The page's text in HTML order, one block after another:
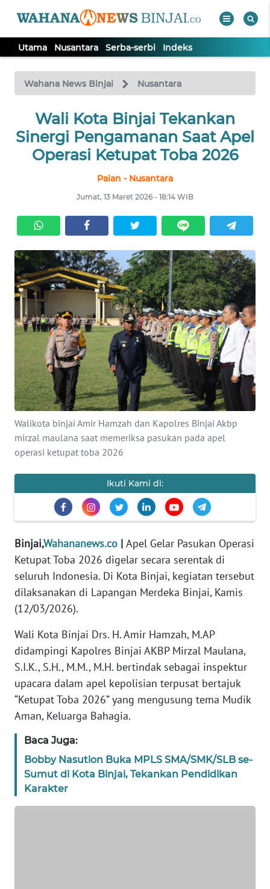
Utama Nusantara Serba-serbi Indeks
Wahana News Binjai Nusantara
Wali Kota Binjai Tekankan
Sinergi Pengamanan Saat Apel
Operasi Ketupat Toba 2026
Paian - Nusantara
Jumat, 13 Maret 2026 - 18:14 WIB
Walikota binjai Amir Hamzah dan Kapolres Binjai Akbp
mirzal maulana saat memeriksa pasukan pada apel
operasi ketupat toba 2026
Ikuti Kami di:
Binjai,Wahananews.co | Apel Gelar Pasukan Operasi
Ketupat Toba 2026 digelar secara serentak di
seluruh Indonesia. Di Kota Binjai, kegiatan tersebut
dilaksanakan di Lapangan Merdeka Binjai, Kamis
(12/03/2026).
Wali Kota Binjai Drs. H. Amir Hamzah, M.AP
didampingi Kapolres Binjai AKBP Mirzal Maulana,
S.I.K., S.H., M.M., M.H. bertindak sebagai inspektur
upacara dalam apel kepolisian terpusat bertajuk
“Ketupat Toba 2026” yang mengusung tema Mudik
Aman, Keluarga Bahagia.
Baca Juga:
Bobby Nasution Buka MPLS SMA/SMK/SLB se-
Sumut di Kota Binjai, Tekankan Pendidikan
Karakter
TV
Tutup
UTAMA
NUSANTARA
Informasi
INDEKS
BERITA
KONTAK
KAMI
IKLAN
TENTANG
KAMI
PEDOMAN
SIBER
REDAKSI
KARIR
DISCLAIMER
Wahana
News
Regional
WN
SUMUT
WN
JAKARTA
JABAR
WN
BANTEN